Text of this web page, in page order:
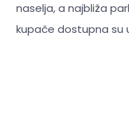
naselja, a najbliža
kupače dostupna su